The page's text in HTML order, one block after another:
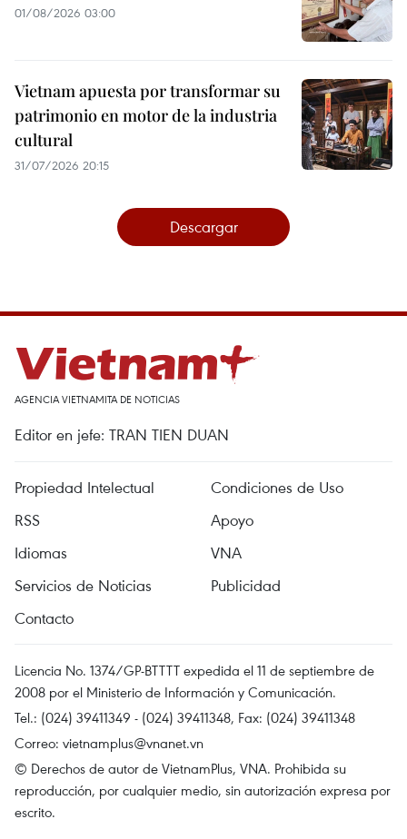
01/08/2026 03:00
Vietnam apuesta por transformar su
patrimonio en motor de la industria
cultural
31/07/2026 20:15
Descargar
AGENCIA VIETNAMITA DE NOTICIAS
Editor en jefe: TRAN TIEN DUAN
Propiedad Intelectual
Condiciones de Uso
RSS
Apoyo
Idiomas
VNA
Servicios de Noticias
Publicidad
Contacto
Licencia No. 1374/GP-BTTTT expedida el 11 de septiembre de
2008 por el Ministerio de Información y Comunicación.
Tel.: (024) 39411349 - (024) 39411348, Fax: (024) 39411348
Correo: vietnamplus@vnanet.vn
© Derechos de autor de VietnamPlus, VNA. Prohibida su
reproducción, por cualquier medio, sin autorización expresa por
escrito.